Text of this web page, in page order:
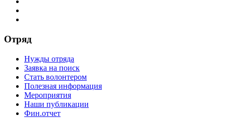
Отряд
Нужды отряда
Заявка на поиск
Стать волонтером
Полезная информация
Мероприятия
Наши публикации
Фин.отчет